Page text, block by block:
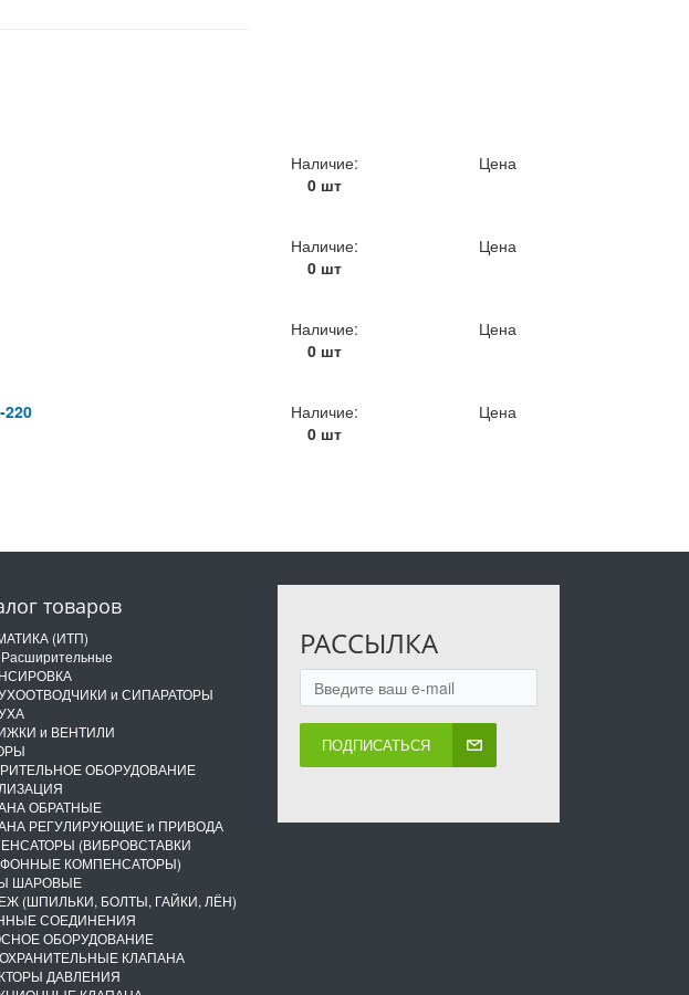
Наличие:
0 шт
Цена
Наличие:
0 шт
Цена
Наличие:
0 шт
Цена
220
Наличие:
0 шт
Цена
товаров
(ИТП)
и СИПАРАТОРЫ
и ВЕНТИЛИ
ОБОРУДОВАНИЕ
ОБРАТНЫЕ
РЕГУЛИРУЮЩИЕ и ПРИВОДА
(ВИБРОВСТАВКИ
КОМПЕНСАТОРЫ)
ШАРОВЫЕ
(ШПИЛЬКИ, БОЛТЫ, ГАЙКИ, ЛЁН)
СОЕДИНЕНИЯ
ОБОРУДОВАНИЕ
КЛАПАНА
ДАВЛЕНИЯ
РАССЫЛКА
ПОДПИСАТЬСЯ